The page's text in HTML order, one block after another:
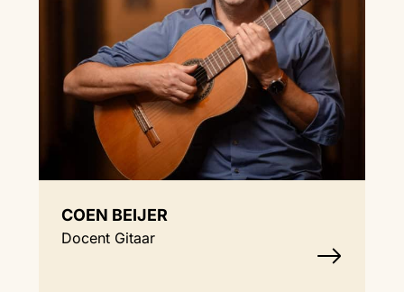
COEN BEIJER
Docent Gitaar